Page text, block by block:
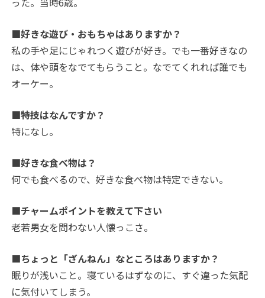
■好きな遊び・おもちゃはありますか？
私の手や足にじゃれつく遊びが好き。でも一番好きなの
は、体や頭をなでてもらうこと。なでてくれれば誰でも
オーケー。
■特技はなんですか？
特になし。
■好きな食べ物は？
何でも食べるので、好きな食べ物は特定できない。
■チャームポイントを教えて下さい
老若男女を問わない人懐っこさ。
■ちょっと「ざんねん」なところはありますか？
眠りが浅いこと。寝ているはずなのに、すぐ違った気配
に気付いてしまう。